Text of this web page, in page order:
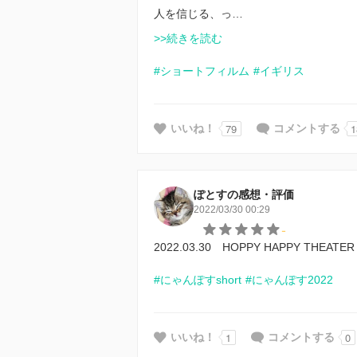
人を信じる、っ…
>>続きを読む
#ショートフィルム #イギリス
いいね！ 79 コメントする
ぽとすの感想・評価
2022/03/30 00:29
-
2022.03.30 HOPPY HAPPY THEATER
#にゃんぽすshort #にゃんぽす2022
いいね！ 1 コメントする 0